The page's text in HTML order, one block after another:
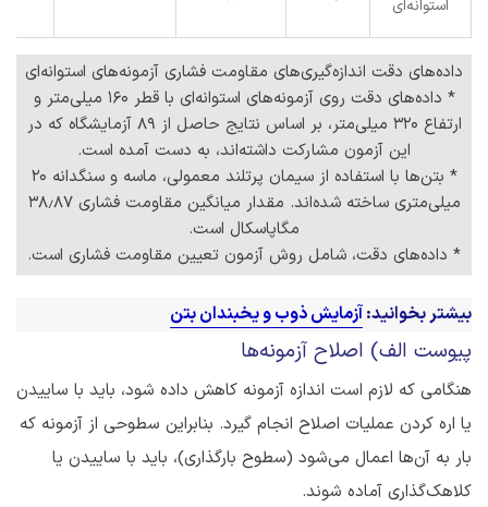
استوانه‌ای
داده‌های دقت اندازه‌گیری‌های مقاومت فشاری آزمونه‌های استوانه‌ای
* داده‌های دقت روی آزمونه‌های استوانه‌ای با قطر ۱۶۰ میلی‌متر و
ارتفاع ۳۲۰ میلی‌متر، بر اساس نتایج حاصل از ۸۹ آزمایشگاه که در
این آزمون مشارکت داشته‌اند، به دست آمده است.
* بتن‌ها با استفاده از سیمان پرتلند معمولی، ماسه و سنگدانه ۲۰
میلی‌متری ساخته شده‌اند. مقدار میانگین مقاومت فشاری ۳۸٫۸۷
مگاپاسکال است.
* داده‌های دقت، شامل روش آزمون تعیین مقاومت فشاری است.
بیشتر بخوانید:آزمایش ذوب و یخبندان بتن
پیوست الف) اصلاح آزمونه‌ها
هنگامی که لازم است اندازه آزمونه کاهش داده شود، باید با ساییدن
یا اره کردن عملیات اصلاح انجام گیرد. بنابراین سطوحی از آزمونه که
بار به آن‌ها اعمال می‌شود (سطوح بارگذاری)، باید با ساییدن یا
کلاهک‌گذاری آماده شوند.